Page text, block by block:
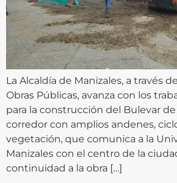
La Alcaldía de Manizales, a través
Obras Públicas, avanza con los
para la construcción del Bulevar de
corredor con amplios andenes,
vegetación, que comunica a la
Manizales con el centro de la
continuidad a la obra […]